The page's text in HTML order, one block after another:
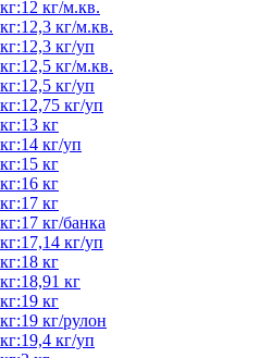
кг/м.кв.
кг/м.кв.
кг/уп
кг/м.кв.
кг/уп
кг/уп
кг
кг/уп
кг
кг
кг
кг/банка
кг/уп
кг
кг
кг
кг/рулон
кг/уп